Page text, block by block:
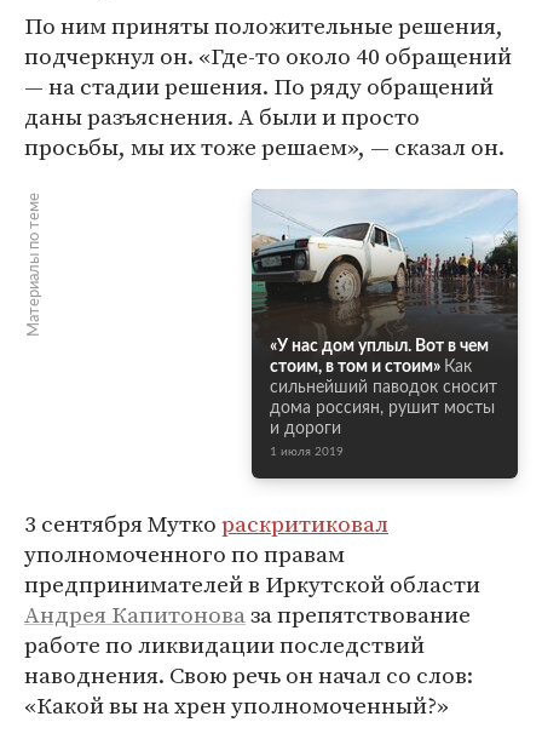
По ним приняты положительные решения,
подчеркнул он. «Где-то около 40 обращений
— на стадии решения. По ряду обращений
даны разъяснения. А были и просто
просьбы, мы их тоже решаем», — сказал он.
Материалы по теме
«У нас дом уплыл. Вот в чем
стоим, в том и стоим» Как
сильнейший паводок сносит
дома россиян, рушит мосты
и дороги
1 июля 2019
3 сентября Муткораскритиковал
уполномоченного по правам
предпринимателей в Иркутской области
Андрея Капитоноваза препятствование
работе по ликвидации последствий
наводнения. Свою речь он начал со слов:
«Какой вы на хрен уполномоченный?»